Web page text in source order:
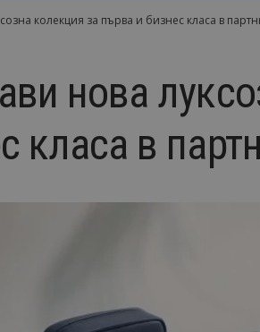
колекция за първа и бизнес класа в
нова
класа в